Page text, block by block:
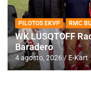
PILOTOS EKVP RMC
WK LÜSQTOFF
Baradero
4 agosto, 2026 E-Kart